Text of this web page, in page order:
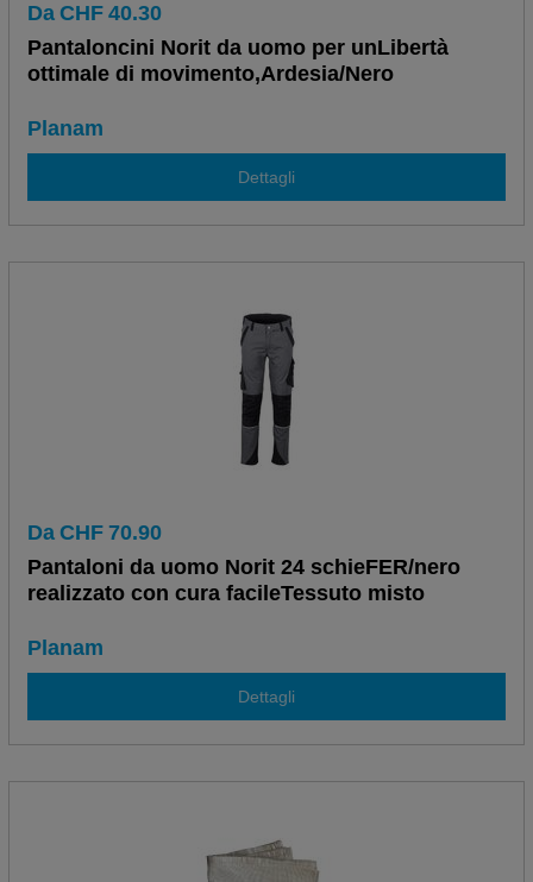
Da CHF 40.30
Pantaloncini Norit da uomo per unLibertà
ottimale di movimento,Ardesia/Nero
Planam
Dettagli
Da CHF 70.90
Pantaloni da uomo Norit 24 schieFER/nero
realizzato con cura facileTessuto misto
Planam
Dettagli